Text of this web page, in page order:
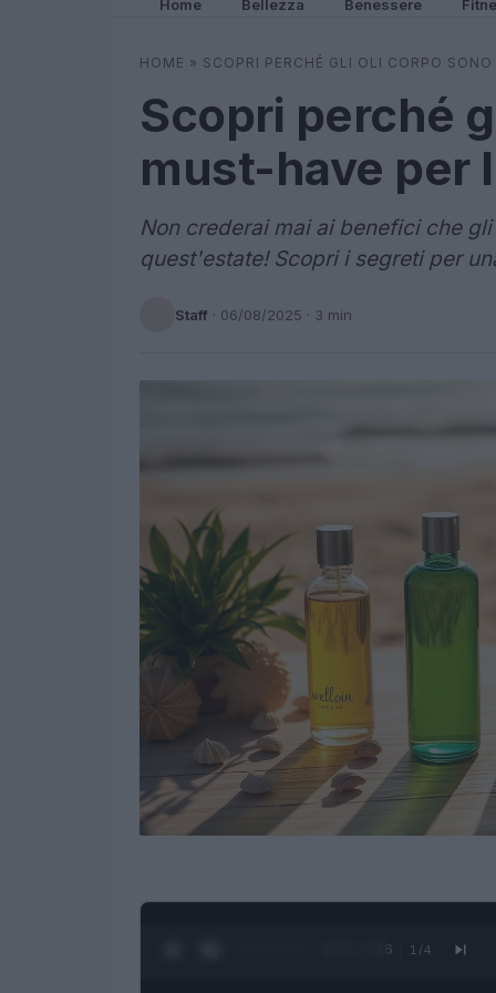
Home Bellezza Benessere
HOME » SCOPRI PERCHÉ GLI OLI CORPO
Scopri perché
must-have per
Non crederai mai ai benefici che
quest'estate! Scopri i segreti per
Staff · 06/08/2025 · 3 min
0:28 / 3:16 1 /4